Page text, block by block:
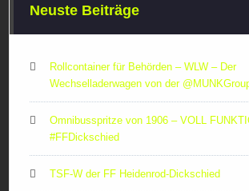
Neuste Beiträge
Rollcontainer für Behörden – WLW – Der
Wechselladerwagen von der
Omnibusspritze von 1906 – VOLL
#FFDickschied
TSF-W der FF Heidenrod-Dickschied